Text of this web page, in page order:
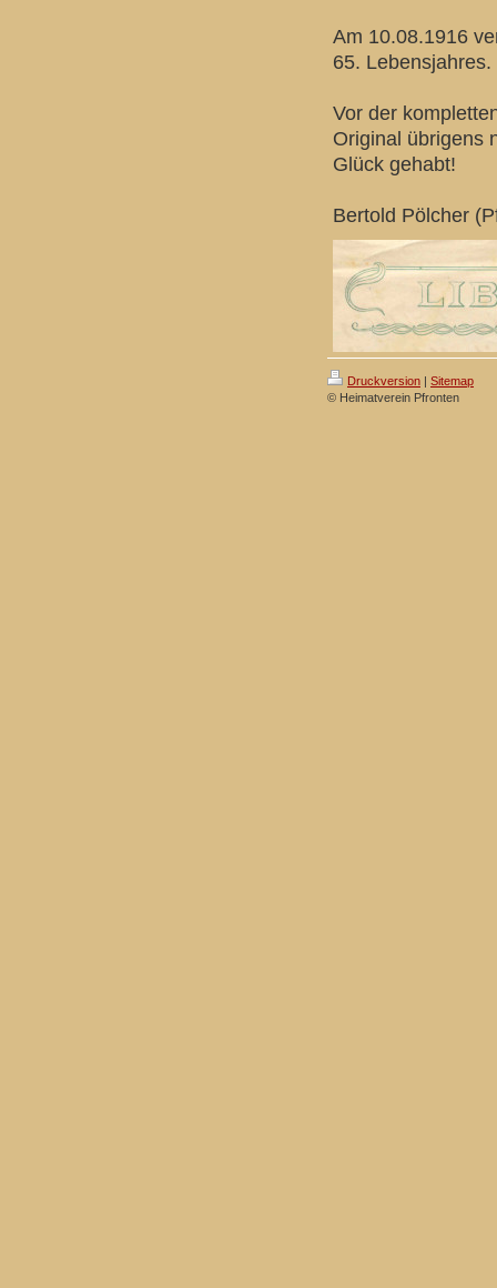
Am 10.08.1916
65. Lebensjahres.
Vor der
Original übrigens
Glück gehabt!
Bertold Pölcher
Druckversion | Sitemap
© Heimatverein Pfronten